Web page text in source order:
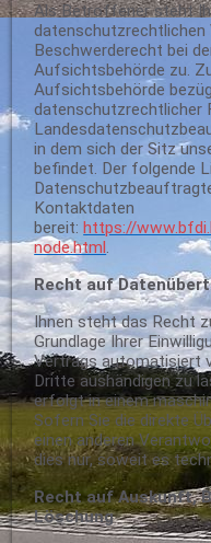
Als Betroffener steht
datenschutzrechtlichen
Beschwerderecht bei
Aufsichtsbehörde zu.
Aufsichtsbehörde
datenschutzrechtlicher
in dem sich der Sitz
befindet. Der folgende
Kontaktdaten
bereit:https://
node.html.
Recht auf
Ihnen steht das Recht
Grundlage Ihrer
Vertrags automatisiert
Dritte aushändigen zu
erfolgt in einem
Sofern Sie die direkte
einen anderen
dies nur, soweit es
Recht auf Auskunft,
Löschung